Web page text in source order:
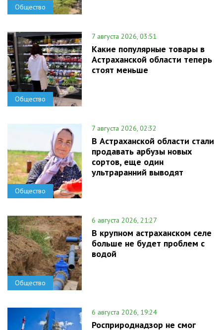
Общество
Общество
7 августа 2026, 03:51
Какие популярные товары в
Астраханской области теперь
стоят меньше
Общество
7 августа 2026, 02:32
В Астраханской области стали
продавать арбузы новых
сортов, еще один
ультраранний выводят
Общество
6 августа 2026, 21:27
В крупном астраханском селе
больше не будет проблем с
водой
6 августа 2026, 19:24
Росприроднадзор не смог